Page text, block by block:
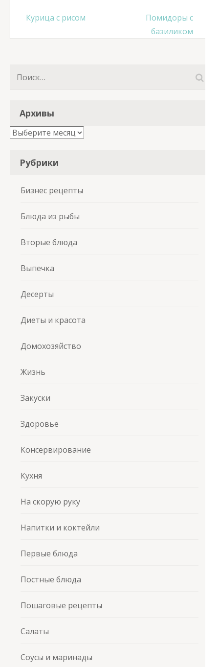
Навигация
Курица с рисом
Помидоры с
базиликом
Найти:
Архивы
Архивы
Рубрики
Бизнес рецепты
Блюда из рыбы
Вторые блюда
Выпечка
Десерты
Диеты и красота
Домохозяйство
Жизнь
Закуски
Здоровье
Консервирование
Кухня
На скорую руку
Напитки и коктейли
Первые блюда
Постные блюда
Пошаговые рецепты
Салаты
Соусы и маринады